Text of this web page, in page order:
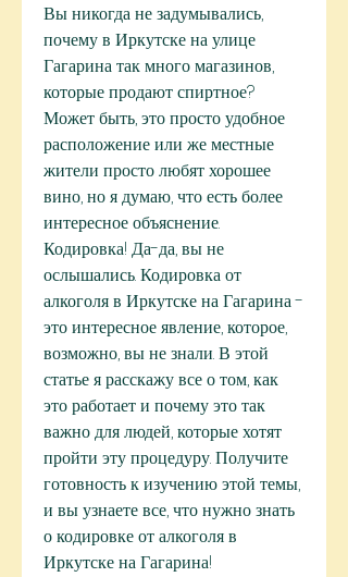
Вы никогда не задумывались,
почему в Иркутске на улице
Гагарина так много магазинов,
которые продают спиртное?
Может быть, это просто удобное
расположение или же местные
жители просто любят хорошее
вино, но я думаю, что есть более
интересное объяснение.
Кодировка! Да-да, вы не
ослышались. Кодировка от
алкоголя в Иркутске на Гагарина -
это интересное явление, которое,
возможно, вы не знали. В этой
статье я расскажу все о том, как
это работает и почему это так
важно для людей, которые хотят
пройти эту процедуру. Получите
готовность к изучению этой темы,
и вы узнаете все, что нужно знать
о кодировке от алкоголя в
Иркутске на Гагарина!